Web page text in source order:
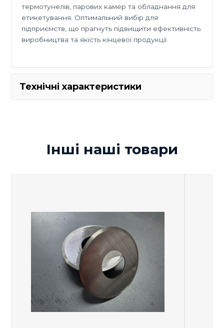
термотунелів, парових камер та обладнання для
етикетування. Оптимальний вибір для
підприємств, що прагнуть підвищити ефективність
виробництва та якість кінцевої продукції.
Технічні характеристики
Продуктивність
год
40
Сила струму А 40
потужність
Підключення
Довжина мм 400
Ширина 610
Висота мм 1120
Інші наші товари